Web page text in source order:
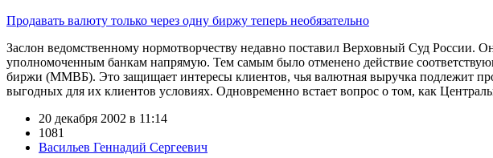
Продавать валюту только через одну биржу теперь необязательно
Заслон ведомственному нормотворчеству недавно поставил Верховный Суд России.
уполномоченным банкам напрямую. Тем самым было отменено действие
биржи (ММВБ). Это защищает интересы клиентов, чья валютная выручка подлежит
выгодных для их клиентов условиях. Одновременно встает вопрос о том, как
20 декабря 2002 в 11:14
1081
Васильев Геннадий Сергеевич